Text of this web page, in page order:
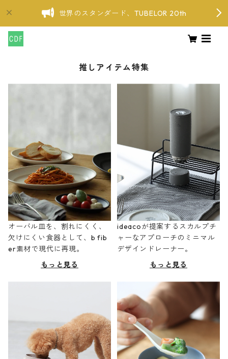
世界のスタンダード、TUBELOR 20th
推しアイテム特集
オーバル皿を、割れにくく、
欠けにくい食器として、b fib
er素材で現代に再現。
もっと見る
ideacoが提案するスカルプチ
ャーなアプローチのミニマル
デザインドレーナー。
もっと見る